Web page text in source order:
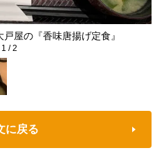
屋の『香味唐揚げ定食』
1 /2
に戻る